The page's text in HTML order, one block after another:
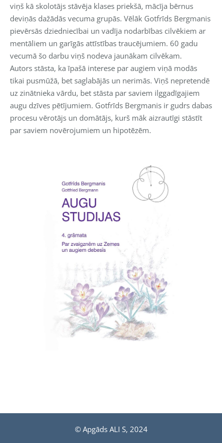
viņš kā skolotājs stāvēja klases priekšā, mācīja bērnus
deviņās dažādās vecuma grupās. Vēlāk Gotfrīds Bergmanis
pievērsās dziedniecībai un vadīja nodarbības cilvēkiem ar
mentāliem un garīgās attīstības traucējumiem. 60 gadu
vecumā šo darbu viņš nodeva jaunākam cilvēkam.
Autors stāsta, ka īpašā interese par augiem viņā modās
tikai pusmūžā, bet saglabājās un nerimās. Viņš nepretendē
uz zinātnieka vārdu, bet stāsta par saviem ilggadīgajiem
augu dzīves pētījumiem. Gotfrīds Bergmanis ir gudrs dabas
procesu vērotājs un domātājs, kurš māk aizrautīgi stāstīt
par saviem novērojumiem un hipotēzēm.
© Apgāds ALI S, 2024